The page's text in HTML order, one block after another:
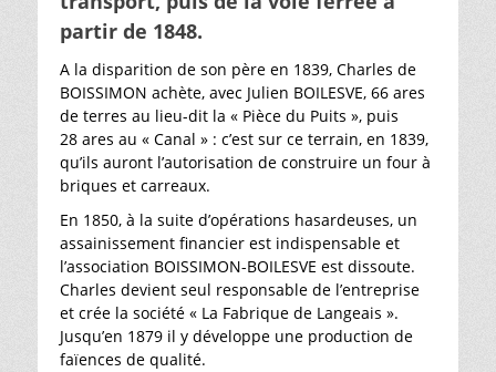
partir de 1848.
A la disparition de son père en 1839, Charles de
BOISSIMON achète, avec Julien BOILESVE, 66 ares
de terres au lieu-dit la « Pièce du Puits », puis
28 ares au « Canal » : c’est sur ce terrain, en 1839,
qu’ils auront l’autorisation de construire un four à
briques et carreaux.
En 1850, à la suite d’opérations hasardeuses, un
assainissement financier est indispensable et
l’association BOISSIMON-BOILESVE est dissoute.
Charles devient seul responsable de l’entreprise
et crée la société « La Fabrique de Langeais ».
Jusqu’en 1879 il y développe une production de
faïences de qualité.